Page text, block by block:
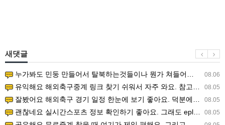
새댓글
08.06
누가봐도 민둥 만들어서 탈북하는것들이나 뭔가 쳐들어오는 낌새를 미리 알아차리기 위함이지 저걸 전쟁준비라고 하…
08.05
유익해요 해외축구중계 링크 찾기 쉬워서 자주 와요. 참고로 무료스포츠중계 정보 확인할 때 출처 꼭 체크해요.…
08.05
잘봤어요 해외축구 경기 일정 한눈에 보기 좋아요. 덕분에 epl중계 볼 때 공식 중계 채널 먼저 찾아봐요. …
08.05
괜찮네요 실시간스포츠 정보 확인하기 좋아요. 그래도 epl중계 볼 때 공식 중계 채널 먼저 찾아봐요. 북마크…